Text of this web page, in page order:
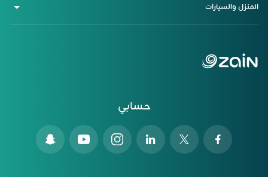
حسابي
المنزل والسيارات